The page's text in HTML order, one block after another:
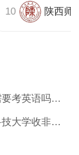
陕西师
土木工程在职研究生同等学力申硕需要考英语吗？如何备考英语？
福州市福耀高等研究院介绍；福耀科技大学收非全日制研究生吗？